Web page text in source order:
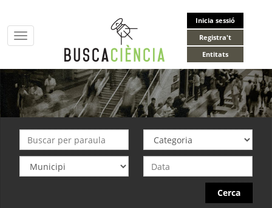
Inicia sessió
Registra't
Entitats
Toggle
navigation
Cerca